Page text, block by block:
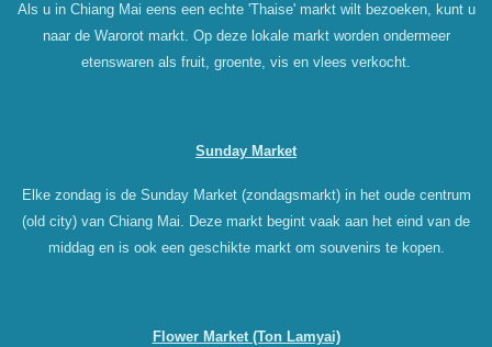
Als u in Chiang Mai eens een echte 'Thaise' markt wilt bezoeken, kunt u
naar de Warorot markt. Op deze lokale markt worden ondermeer
etenswaren als fruit, groente, vis en vlees verkocht.
Sunday Market
Elke zondag is de Sunday Market (zondagsmarkt) in het oude centrum
(old city) van Chiang Mai. Deze markt begint vaak aan het eind van de
middag en is ook een geschikte markt om souvenirs te kopen.
Flower Market (Ton Lamyai)